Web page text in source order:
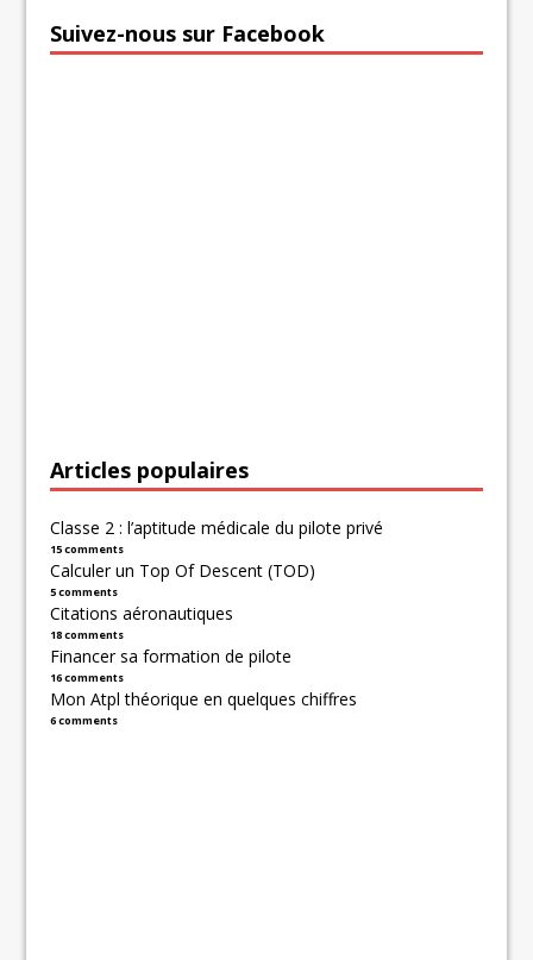
Suivez-nous sur Facebook
Articles populaires
Classe 2 : l’aptitude médicale du pilote privé
15 comments
Calculer un Top Of Descent (TOD)
5 comments
Citations aéronautiques
18 comments
Financer sa formation de pilote
16 comments
Mon Atpl théorique en quelques chiffres
6 comments